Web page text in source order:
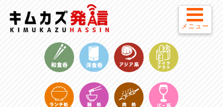
メニュー